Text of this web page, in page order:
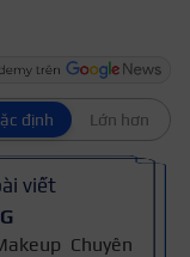
định Lớn hơn
viết
Chuyên